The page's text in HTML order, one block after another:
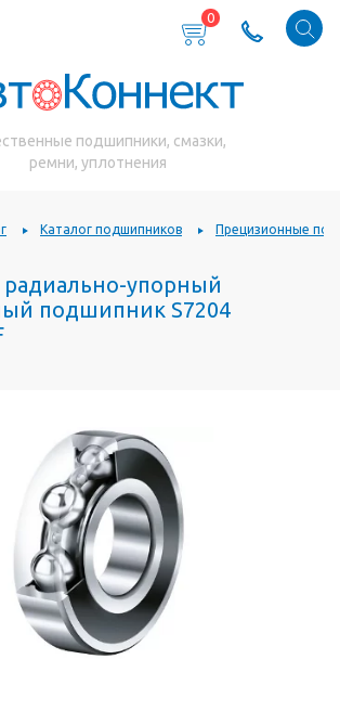
0
подшипники, смазки,
ремни, уплотнения
Каталог подшипников Прецизионные
упорный
подшипник S7204